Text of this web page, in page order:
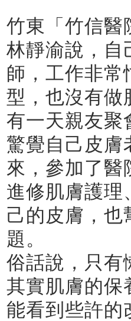
竹東「竹信醫
林靜渝說，自
師，工作非常
型，也沒有做
有一天親友聚
驚覺自己皮膚
來，參加了醫
進修肌膚護理
己的皮膚，也
題。
俗話說，只有
其實肌膚的保
能看到些許的